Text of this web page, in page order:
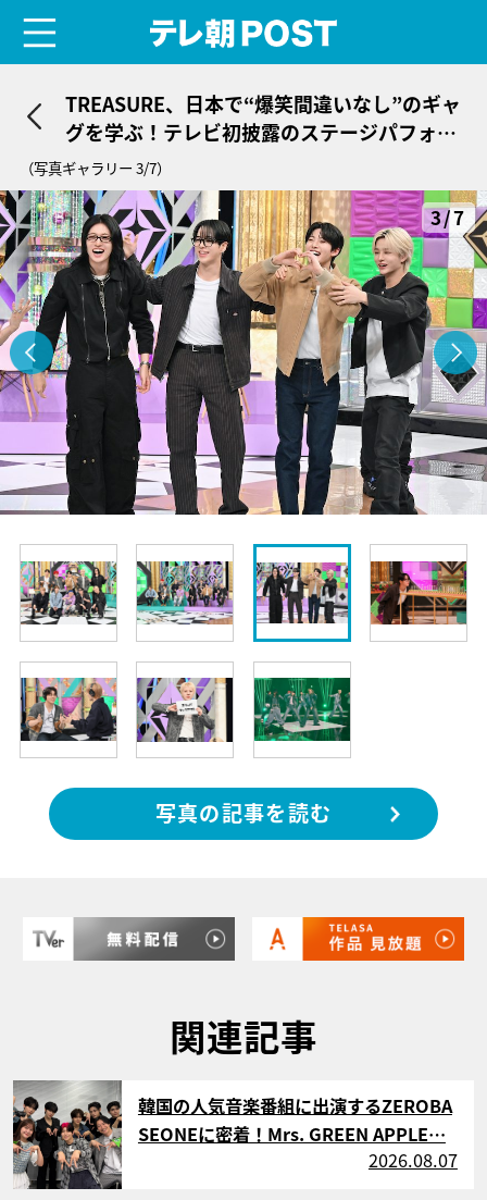
TREASURE、日本で“爆笑間違いなし”のギャ
グを学ぶ！テレビ初披露のステージパフォー
マンスも
（写真ギャラリー 3/7）
3/7
写真の記事を読む
関連記事
サムネイル
韓国の人気音楽番組に出演するZEROBA
SEONEに密着！Mrs. GREEN APPLE…
2026.08.07